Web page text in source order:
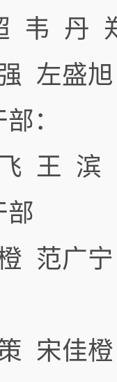
韦 丹
左盛
：
王 滨
范广
宋佳